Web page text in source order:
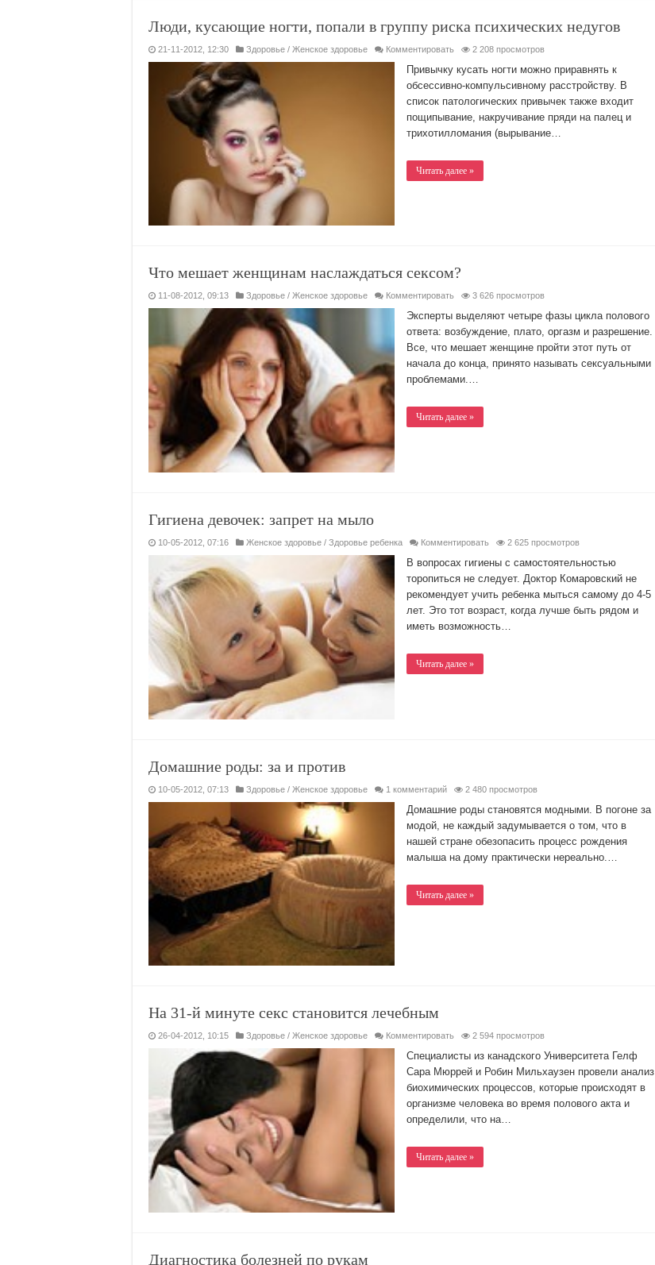
Люди, кусающие ногти, попали в группу риска психических недугов
21-11-2012, 12:30 Здоровье / Женское здоровье Комментировать 2 208 просмотров
Привычку кусать ногти можно приравнять к
обсессивно-компульсивному расстройству. В
список патологических привычек также входит
пощипывание, накручивание пряди на палец и
трихотилломания (вырывание…
Читать далее »
Что мешает женщинам наслаждаться сексом?
11-08-2012, 09:13 Здоровье / Женское здоровье Комментировать 3 626 просмотров
Эксперты выделяют четыре фазы цикла полового
ответа: возбуждение, плато, оргазм и разрешение.
Все, что мешает женщине пройти этот путь от
начала до конца, принято называть сексуальными
проблемами.…
Читать далее »
Гигиена девочек: запрет на мыло
10-05-2012, 07:16 Женское здоровье / Здоровье ребенка Комментировать 2 625 просмотров
В вопросах гигиены с самостоятельностью
торопиться не следует. Доктор Комаровский не
рекомендует учить ребенка мыться самому до 4-5
лет. Это тот возраст, когда лучше быть рядом и
иметь возможность…
Читать далее »
Домашние роды: за и против
10-05-2012, 07:13 Здоровье / Женское здоровье 1 комментарий 2 480 просмотров
Домашние роды становятся модными. В погоне за
модой, не каждый задумывается о том, что в
нашей стране обезопасить процесс рождения
малыша на дому практически нереально.…
Читать далее »
На 31-й минуте секс становится лечебным
26-04-2012, 10:15 Здоровье / Женское здоровье Комментировать 2 594 просмотров
Специалисты из канадского Университета Гелф
Сара Мюррей и Робин Мильхаузен провели анализ
биохимических процессов, которые происходят в
организме человека во время полового акта и
определили, что на…
Читать далее »
Диагностика болезней по рукам